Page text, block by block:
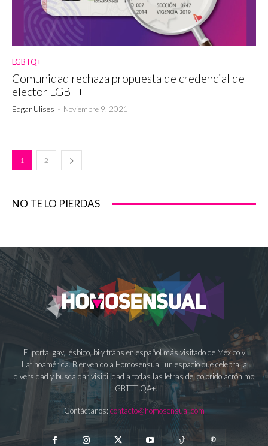
LGBTQ+
Comunidad rechaza propuesta de credencial de
elector LGBT+
Edgar Ulises - Noviembre 9, 2021
1 2
NO TE LO PIERDAS
El portal gay, lésbico, bi y trans en español más visitado de México y
Latinoamérica. Bienvenido a Homosensual, un espacio que celebra la
diversidad y busca dar visibilidad a todas las letras del colorido acrónimo
LGBTTTIQA+.
Contáctanos: contacto@homosensual.com